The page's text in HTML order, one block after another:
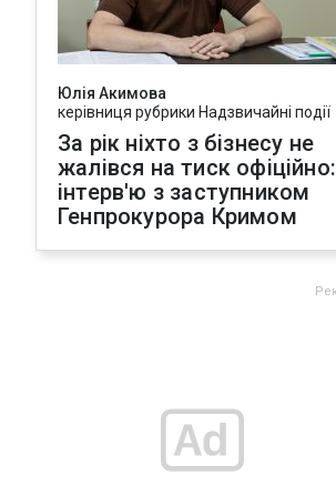
Юлія Акимова
керівниця рубрики Надзвичайні події
За рік ніхто з бізнесу не
жалівся на тиск офіційно:
інтерв'ю з заступником
Генпрокурора Кримом